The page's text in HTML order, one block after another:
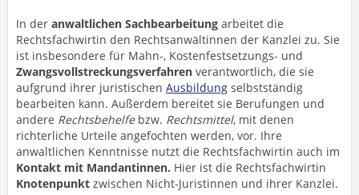
In der anwaltlichen Sachbearbeitung arbeitet die
Rechtsfachwirtin den Rechtsanwältinnen der Kanzlei zu. Sie
ist insbesondere für Mahn-, Kostenfestsetzungs- und
Zwangsvollstreckungsverfahren verantwortlich, die sie
aufgrund ihrer juristischen Ausbildung selbstständig
bearbeiten kann. Außerdem bereitet sie Berufungen und
andere Rechtsbehelfebzw. Rechtsmittel, mit denen
richterliche Urteile angefochten werden, vor. Ihre
anwaltlichen Kenntnisse nutzt die Rechtsfachwirtin auch im
Kontakt mit Mandantinnen. Hier ist die Rechtsfachwirtin
Knotenpunkt zwischen Nicht-Juristinnen und ihrer Kanzlei.